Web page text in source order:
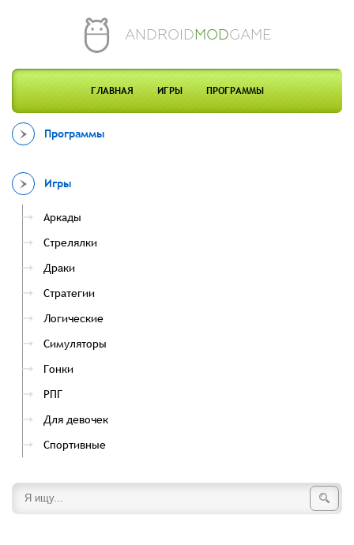
ANDROIDMODGAME
ГЛАВНАЯ ИГРЫ ПРОГРАММЫ
Программы
Игры
Аркады
Стрелялки
Драки
Стратегии
Логические
Симуляторы
Гонки
РПГ
Для девочек
Спортивные